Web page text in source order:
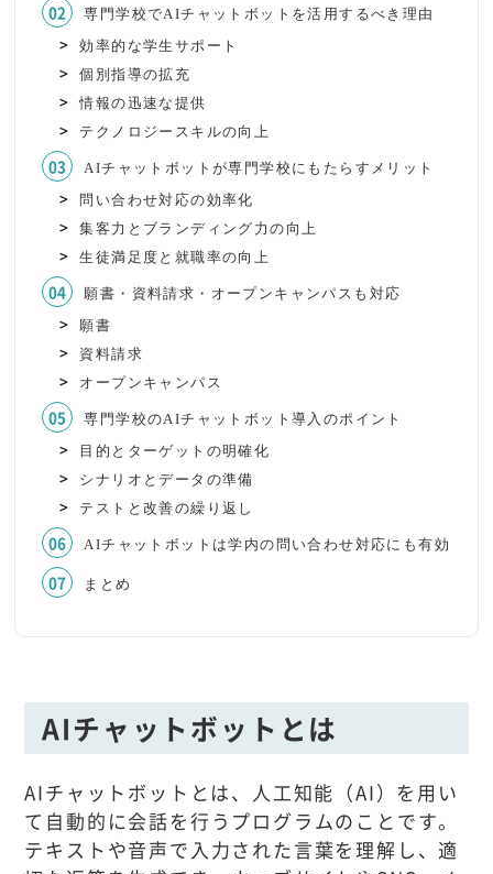
専門学校でAIチャットボットを活用するべき理由
効率的な学生サポート
個別指導の拡充
情報の迅速な提供
テクノロジースキルの向上
AIチャットボットが専門学校にもたらすメリット
問い合わせ対応の効率化
集客力とブランディング力の向上
生徒満足度と就職率の向上
願書・資料請求・オープンキャンパスも対応
願書
資料請求
オープンキャンパス
専門学校のAIチャットボット導入のポイント
目的とターゲットの明確化
シナリオとデータの準備
テストと改善の繰り返し
AIチャットボットは学内の問い合わせ対応にも有効
まとめ
AIチャットボットとは
AIチャットボットとは、人工知能（AI）を用い
て自動的に会話を行うプログラムのことです。
テキストや音声で入力された言葉を理解し、適